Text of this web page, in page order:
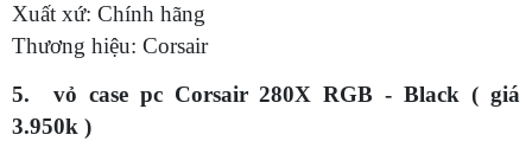
Xuất xứ: Chính hãng
Thương hiệu: Corsair
5. vỏ case pc Corsair 280X RGB - Black ( giá
3.950k )